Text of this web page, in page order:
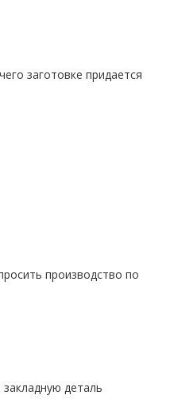
заготовке придается
производство по
деталь